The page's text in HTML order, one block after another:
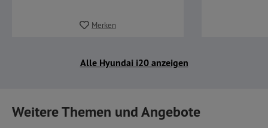
Merken
Alle Hyundai i20 anzeigen
Weitere Themen und Angebote